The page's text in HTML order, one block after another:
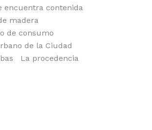
encuentra contenida
madera
de consumo
de la Ciudad
La procedencia